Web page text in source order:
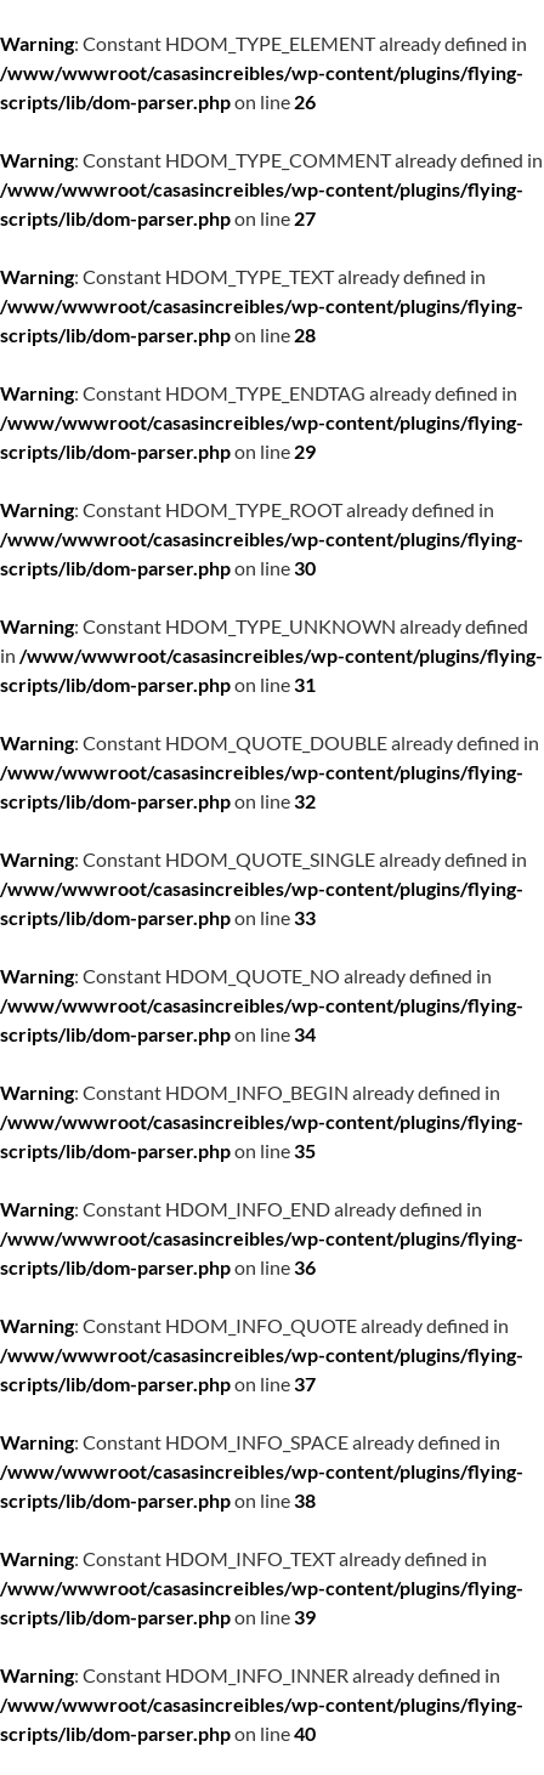
Warning: Constant HDOM_TYPE_ELEMENT already defined in
/www/wwwroot/casasincreibles/wp-content/plugins/flying-
scripts/lib/dom-parser.phpon line 26
Warning: Constant HDOM_TYPE_COMMENT already defined in
/www/wwwroot/casasincreibles/wp-content/plugins/flying-
scripts/lib/dom-parser.phpon line 27
Warning: Constant HDOM_TYPE_TEXT already defined in
/www/wwwroot/casasincreibles/wp-content/plugins/flying-
scripts/lib/dom-parser.phpon line 28
Warning: Constant HDOM_TYPE_ENDTAG already defined in
/www/wwwroot/casasincreibles/wp-content/plugins/flying-
scripts/lib/dom-parser.phpon line 29
Warning: Constant HDOM_TYPE_ROOT already defined in
/www/wwwroot/casasincreibles/wp-content/plugins/flying-
scripts/lib/dom-parser.phpon line30
Warning: Constant HDOM_TYPE_UNKNOWN already defined
in /www/wwwroot/casasincreibles/wp-content/plugins/flying-
scripts/lib/dom-parser.phpon line31
Warning: Constant HDOM_QUOTE_DOUBLE already defined in
/www/wwwroot/casasincreibles/wp-content/plugins/flying-
scripts/lib/dom-parser.phpon line32
Warning: Constant HDOM_QUOTE_SINGLE already defined in
/www/wwwroot/casasincreibles/wp-content/plugins/flying-
scripts/lib/dom-parser.phpon line33
Warning: Constant HDOM_QUOTE_NO already defined in
/www/wwwroot/casasincreibles/wp-content/plugins/flying-
scripts/lib/dom-parser.phpon line34
Warning: Constant HDOM_INFO_BEGIN already defined in
/www/wwwroot/casasincreibles/wp-content/plugins/flying-
scripts/lib/dom-parser.phpon line35
Warning: Constant HDOM_INFO_END already defined in
/www/wwwroot/casasincreibles/wp-content/plugins/flying-
scripts/lib/dom-parser.phpon line36
Warning: Constant HDOM_INFO_QUOTE already defined in
/www/wwwroot/casasincreibles/wp-content/plugins/flying-
scripts/lib/dom-parser.phpon line37
Warning: Constant HDOM_INFO_SPACE already defined in
/www/wwwroot/casasincreibles/wp-content/plugins/flying-
scripts/lib/dom-parser.phpon line38
Warning: Constant HDOM_INFO_TEXT already defined in
/www/wwwroot/casasincreibles/wp-content/plugins/flying-
scripts/lib/dom-parser.phpon line39
Warning: Constant HDOM_INFO_INNER already defined in
/www/wwwroot/casasincreibles/wp-content/plugins/flying-
scripts/lib/dom-parser.phpon line40